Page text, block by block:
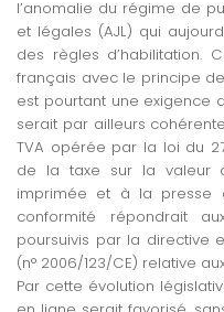
l’anomalie du régime de
et légales (AJL) qui
des règles d’habilitation.
français avec le principe
est pourtant une exigence
serait par ailleurs
TVA opérée par la loi du
de la taxe sur la valeur
imprimée et à la presse
conformité répondrait
poursuivis par la directive
(n° 2006/123/CE) relative
Par cette évolution